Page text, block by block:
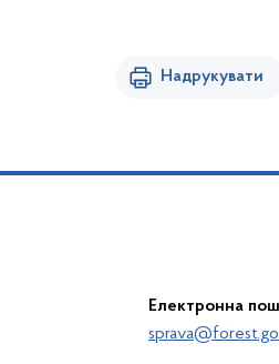
Надрукувати
Електронна